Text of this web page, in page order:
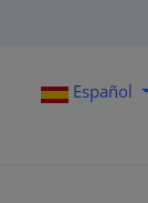
Español